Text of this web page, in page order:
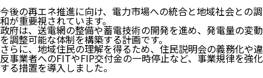
今後の再エネ推進に向け、電力市場への統合と地域社会との調
和が重要視されています。
政府は、送電網の整備や蓄電技術の開発を進め、発電量の変動
を調整可能な体制を構築する計画です。
さらに、地域住民の理解を得るため、住民説明会の義務化や違
反事業者へのFITやFIP交付金の一時停止など、事業規律を強化
する措置を導入しました。